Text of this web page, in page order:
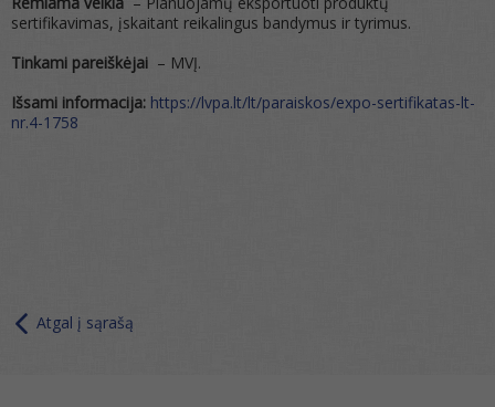
sertifikavimas, įskaitant reikalingus bandymus ir tyrimus.
Tinkami pareiškėjai – MVĮ.
Išsami informacija: https://lvpa.lt/lt/paraiskos/expo-sertifikatas-lt-
nr.4-1758
Atgal į sąrašą